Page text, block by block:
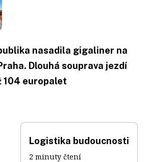
nasadila gigaliner na
Dlouhá souprava jezdí
104 europalet
Logistika budoucnosti
2 minuty čtení